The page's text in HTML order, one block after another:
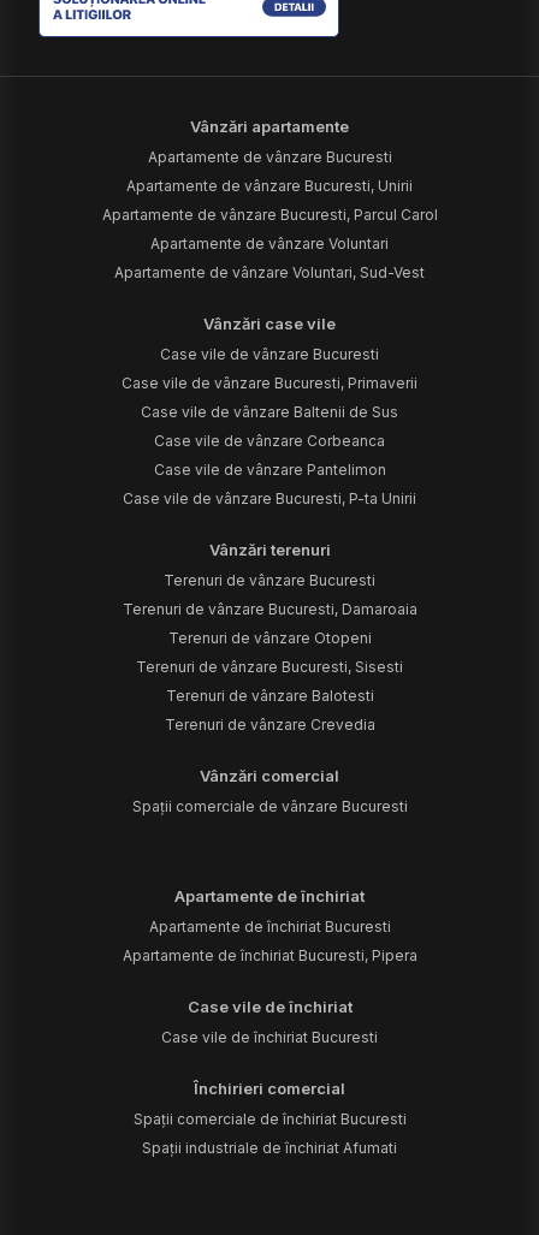
Vânzări apartamente
Apartamente de vânzare Bucuresti
Apartamente de vânzare Bucuresti, Unirii
Apartamente de vânzare Bucuresti, Parcul Carol
Apartamente de vânzare Voluntari
Apartamente de vânzare Voluntari, Sud-Vest
Vânzări case vile
Case vile de vânzare Bucuresti
Case vile de vânzare Bucuresti, Primaverii
Case vile de vânzare Baltenii de Sus
Case vile de vânzare Corbeanca
Case vile de vânzare Pantelimon
Case vile de vânzare Bucuresti, P-ta Unirii
Vânzări terenuri
Terenuri de vânzare Bucuresti
Terenuri de vânzare Bucuresti, Damaroaia
Terenuri de vânzare Otopeni
Terenuri de vânzare Bucuresti, Sisesti
Terenuri de vânzare Balotesti
Terenuri de vânzare Crevedia
Vânzări comercial
Spații comerciale de vânzare Bucuresti
Apartamente de închiriat
Apartamente de închiriat Bucuresti
Apartamente de închiriat Bucuresti, Pipera
Case vile de închiriat
Case vile de închiriat Bucuresti
Închirieri comercial
Spații comerciale de închiriat Bucuresti
Spații industriale de închiriat Afumati